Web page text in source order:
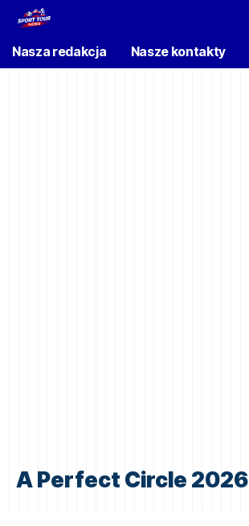
Nasza redakcja Nasze kontakty
A Perfect Circle 2026